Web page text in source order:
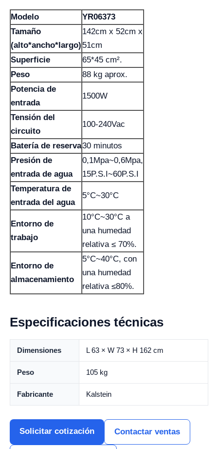
Modelo
YR06373
Tamaño
(alto*ancho*largo)
142cm x 52cm x
51cm
Superficie
65*45 cm².
Peso
88 kg aprox.
Potencia de
entrada
1500W
Tensión del
circuito
100-240Vac
Batería de reserva30 minutos
Presión de
entrada de agua
0,1Mpa~0,6Mpa,
15P.S.I~60P.S.I
Temperatura de
entrada del agua
5°C~30°C
Entorno de
trabajo
10°C~30°C a
una humedad
relativa ≤ 70%.
Entorno de
almacenamiento
5°C~40°C, con
una humedad
relativa ≤80%.
Especificaciones técnicas
Dimensiones L 63 × W 73 × H 162 cm
Peso 105 kg
Fabricante Kalstein
Solicitar cotización Contactar ventas